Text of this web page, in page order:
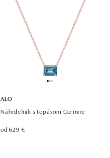
ALO
Náhrdelník s topásom Corinne
od 629 €